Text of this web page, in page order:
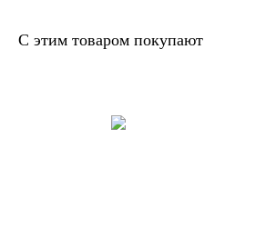
С этим товаром покупают